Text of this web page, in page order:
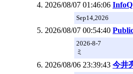
2026/08/07 01:46:06
Sep14,2026
2026/08/07 00:54:40
2026-8-7
ミ
2026/08/06 23:39:43 今井